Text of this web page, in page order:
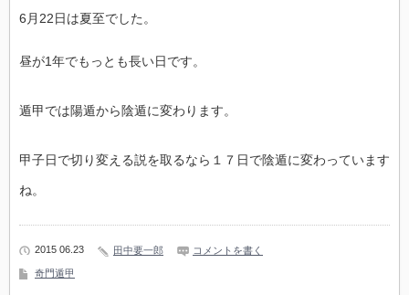
6月22日は夏至でした。
昼が1年でもっとも長い日です。
遁甲では陽遁から陰遁に変わります。
甲子日で切り変える説を取るなら１７日で陰遁に変わっています
ね。
2015 06.23 田中要一郎 コメントを書く
奇門遁甲